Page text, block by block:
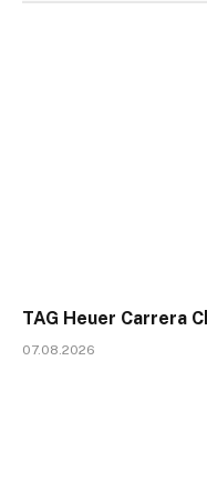
TAG Heuer Carrera
07.08.2026